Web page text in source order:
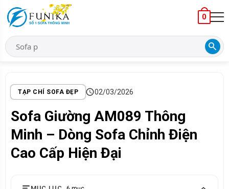
search
0
TẠP CHÍ SOFA ĐẸP schedule02/03/2026
Sofa Giường AM089 Thông
Minh – Dòng Sofa Chỉnh Điện
Cao Cấp Hiện Đại